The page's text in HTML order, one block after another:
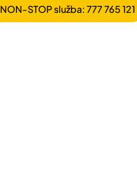
NON-STOP služba: 777 765 121